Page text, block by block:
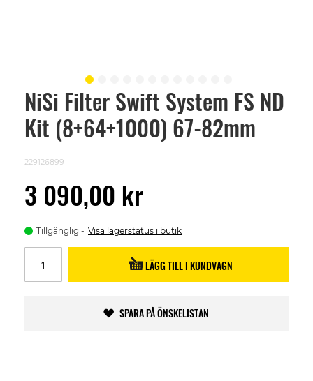
NiSi Filter Swift System FS ND
Kit (8+64+1000) 67-82mm
229126899
3 090,00 kr
Tillgänglig Visa lagerstatus i butik
LÄGG TILL I KUNDVAGN
SPARA PÅ ÖNSKELISTAN
Skip
beginning
images